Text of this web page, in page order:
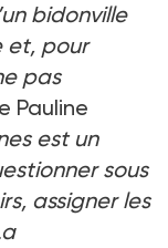
bidonville
et, pour
pas
Pauline
est un
sous
assigner les